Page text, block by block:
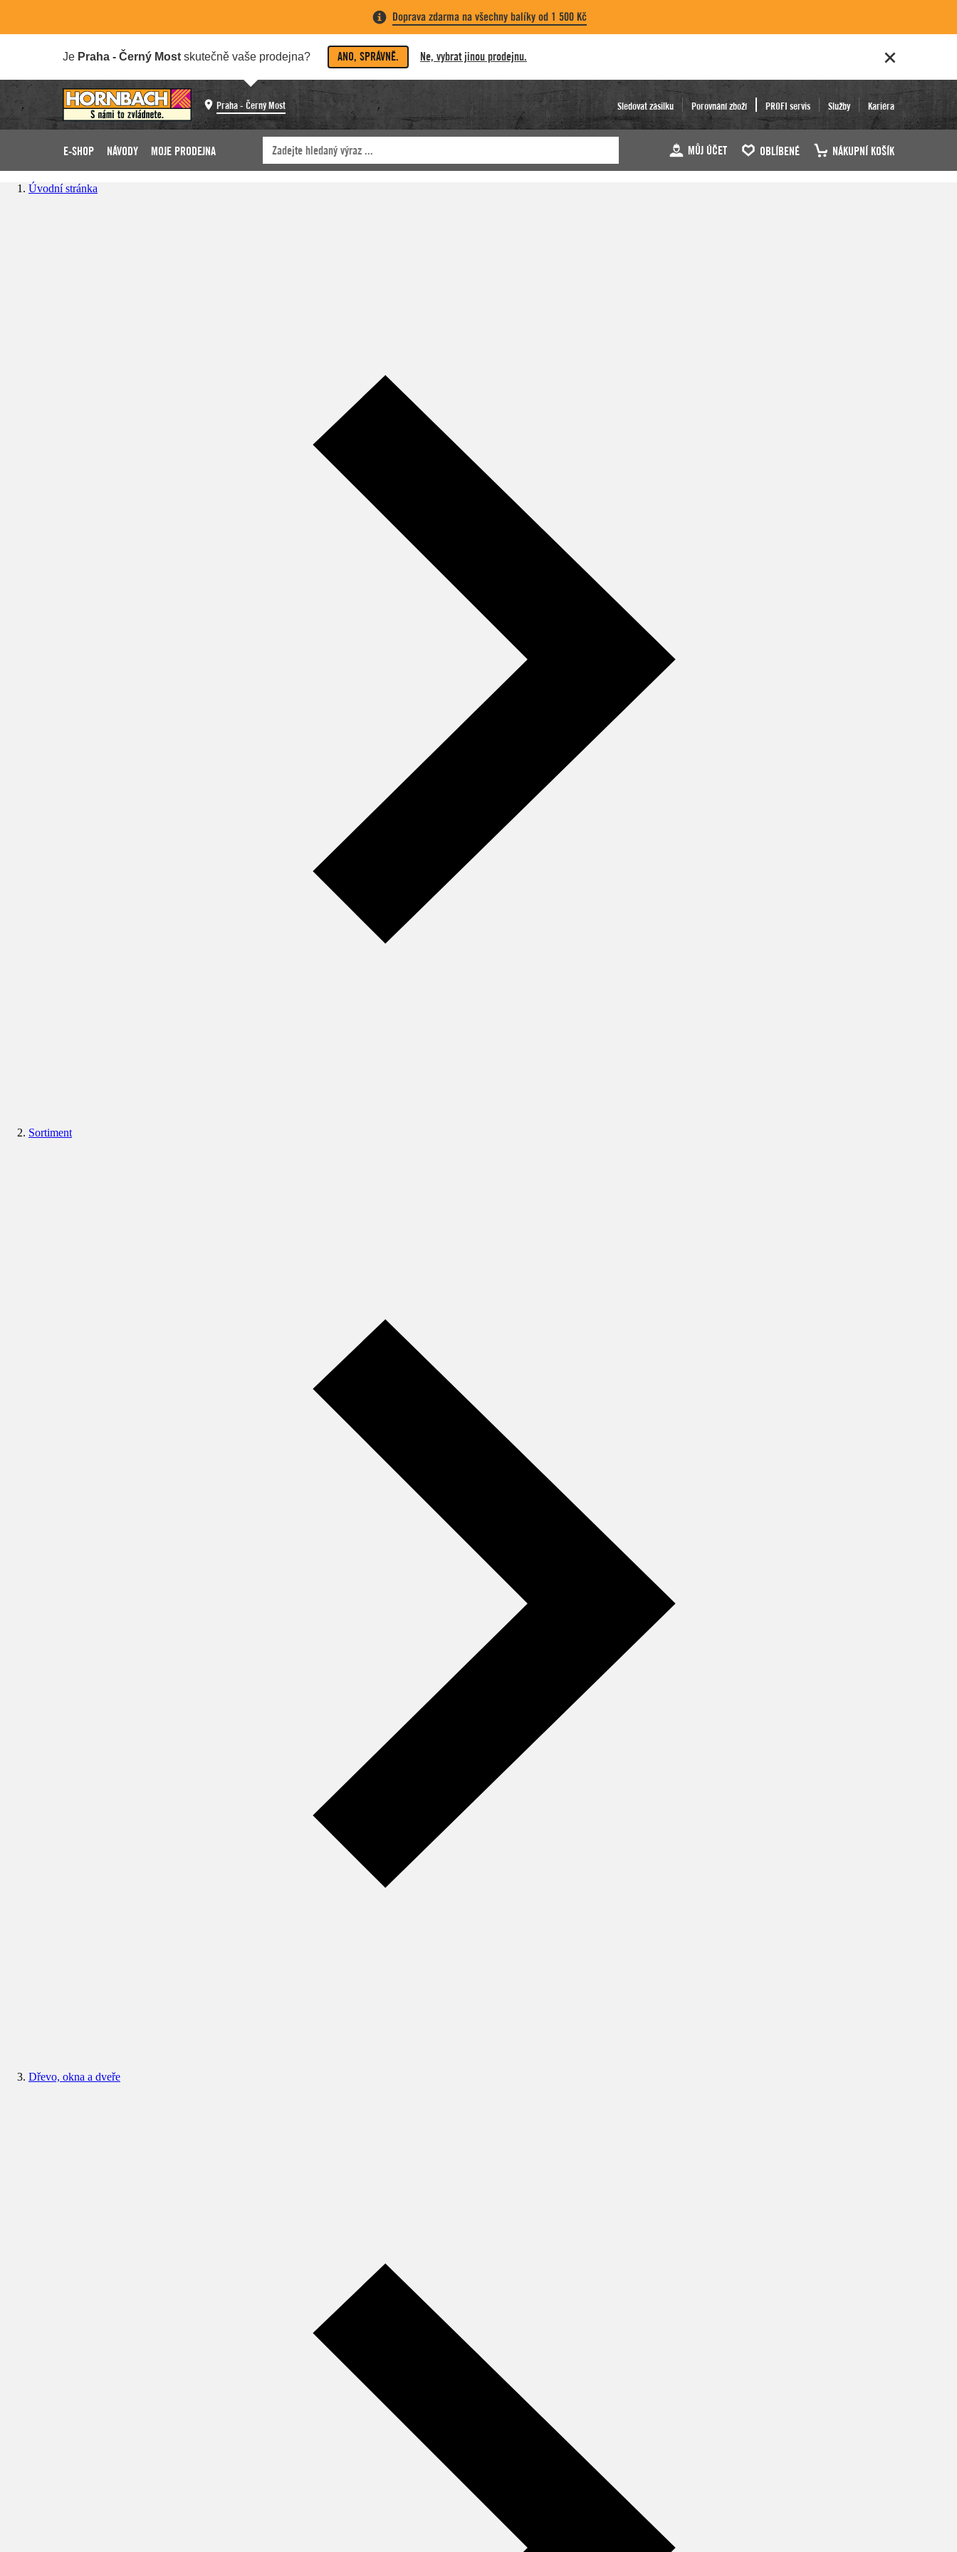
Doprava zdarma na všechny balíky od 1 500 Kč
Je Praha - Černý Most skutečně vaše prodejna? ANO, SPRÁVNĚ. Ne, vybrat jinou prodejnu.
Praha - Černý Most Sledovat zásilku Porovnání zboží PROFI servis Služby Kariéra
E-SHOP NÁVODY MOJE PRODEJNA MŮJ ÚČET OBLÍBENÉ NÁKUPNÍ KOŠÍK
Úvodní stránka
Sortiment
Dřevo, okna a dveře